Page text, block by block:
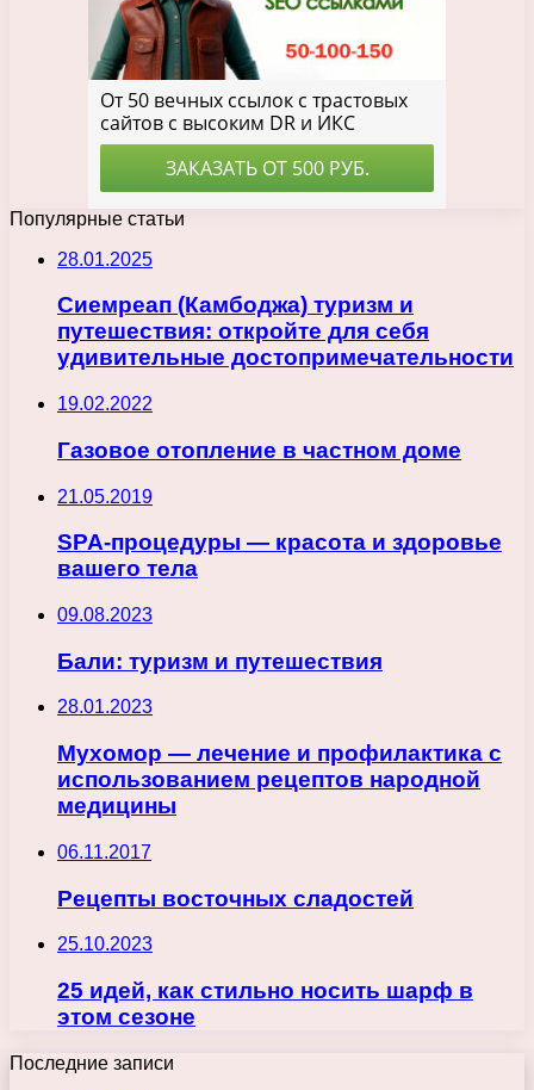
Популярные статьи
28.01.2025
Сиемреап (Камбоджа) туризм и
путешествия: откройте для себя
удивительные достопримечательности
19.02.2022
Газовое отопление в частном доме
21.05.2019
SPA-процедуры — красота и здоровье
вашего тела
09.08.2023
Бали: туризм и путешествия
28.01.2023
Мухомор — лечение и профилактика с
использованием рецептов народной
медицины
06.11.2017
Рецепты восточных сладостей
25.10.2023
25 идей, как стильно носить шарф в
этом сезоне
Последние записи